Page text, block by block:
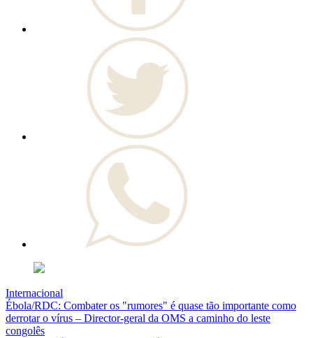
Internacional
Ébola/RDC: Combater os "rumores" é quase tão importante como
derrotar o vírus – Director-geral da OMS a caminho do leste
congolês